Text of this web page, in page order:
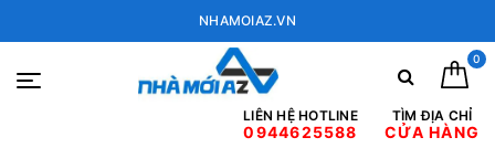
NHAMOIAZ.VN
0
LIÊN HỆ HOTLINE
0944625588
TÌM ĐỊA CHỈ
CỬA HÀNG